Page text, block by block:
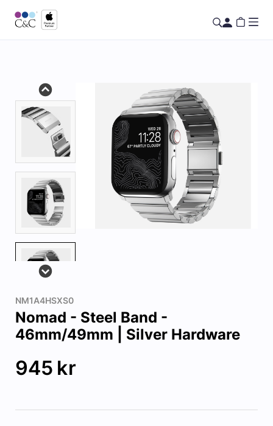
NM1A4HSXS0
Nomad - Steel Band -
46mm/49mm | Silver Hardware
945 kr